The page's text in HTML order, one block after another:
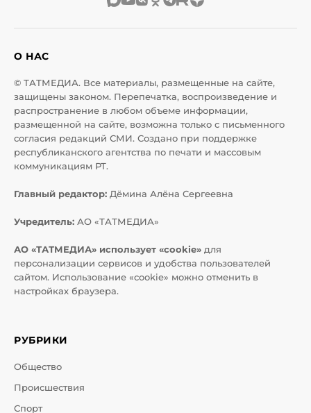
О НАС
© ТАТМЕДИА. Все материалы, размещенные на сайте,
защищены законом. Перепечатка, воспроизведение и
распространение в любом объеме информации,
размещенной на сайте, возможна только с письменного
согласия редакций СМИ. Создано при поддержке
республиканского агентства по печати и массовым
коммуникациям РТ.
Главный редактор: Дёмина Алёна Сергеевна
Учредитель: АО «ТАТМЕДИА»
АО «ТАТМЕДИА» использует «cookie» для
персонализации сервисов и удобства пользователей
сайтом. Использование «cookie» можно отменить в
настройках браузера.
РУБРИКИ
Общество
Происшествия
Спорт